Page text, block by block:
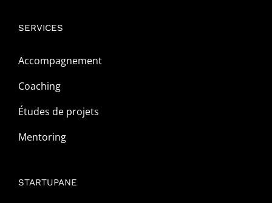
SERVICES
Accompagnement
Coaching
Études de projets
Mentoring
STARTUPANE